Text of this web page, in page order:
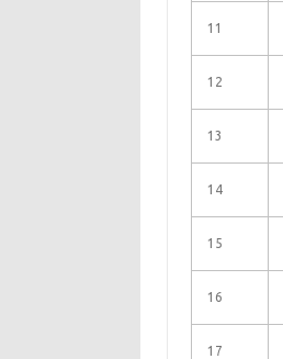
11
12
13
14
15
16
17